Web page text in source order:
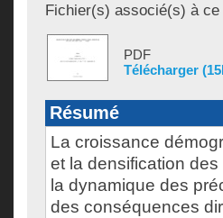
Fichier(s) associé(s) à ce
PDF
Télécharger
Résumé
La croissance
et la densification
la dynamique des
des conséquences